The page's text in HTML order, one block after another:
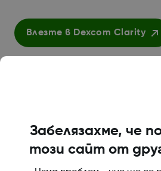
Влезте в Dexcom Clarity
Забелязахме, че
този сайт от